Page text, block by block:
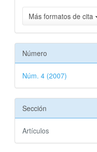
Más formatos de cita
Número
Núm. 4 (2007)
Sección
Artículos